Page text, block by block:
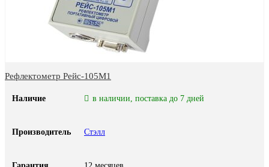
Рефлектометр Рейс-105М1
Наличие в наличии, поставка до 7 дней
Производитель Стэлл